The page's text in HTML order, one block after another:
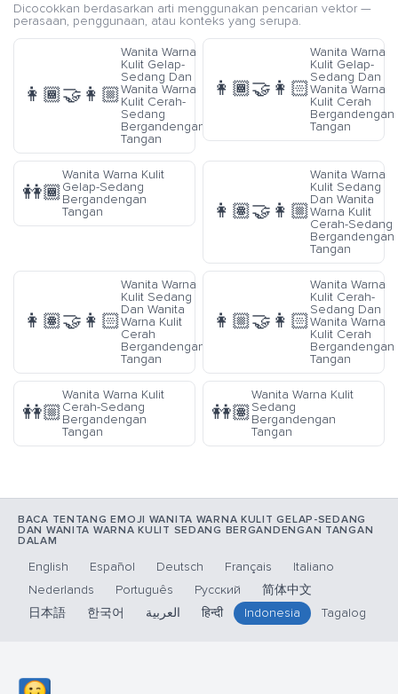
Dicocokkan berdasarkan arti menggunakan pencarian vektor —
perasaan, penggunaan, atau konteks yang serupa.
👩🏾‍🤝‍👩🏼
Wanita Warna
Kulit Gelap-
Sedang Dan
Wanita Warna
Kulit Cerah-
Sedang
Bergandengan
Tangan
👩🏾‍🤝‍👩🏻
Wanita Warna
Kulit Gelap-
Sedang Dan
Wanita Warna
Kulit Cerah
Bergandengan
Tangan
👭🏾
Wanita Warna Kulit
Gelap-Sedang
Bergandengan
Tangan
👩🏽‍🤝‍👩🏼
Wanita Warna
Kulit Sedang
Dan Wanita
Warna Kulit
Cerah-Sedang
Bergandengan
Tangan
👩🏽‍🤝‍👩🏻
Wanita Warna
Kulit Sedang
Dan Wanita
Warna Kulit
Cerah
Bergandengan
Tangan
👩🏼‍🤝‍👩🏻
Wanita Warna
Kulit Cerah-
Sedang Dan
Wanita Warna
Kulit Cerah
Bergandengan
Tangan
👭🏼
Wanita Warna Kulit
Cerah-Sedang
Bergandengan
Tangan
👭🏽
Wanita Warna Kulit
Sedang
Bergandengan
Tangan
BACA TENTANG EMOJI WANITA WARNA KULIT GELAP-SEDANG
DAN WANITA WARNA KULIT SEDANG BERGANDENGAN TANGAN
DALAM
English Español Deutsch Français
Italiano
Nederlands
Português Русский
简体中文
日本語
한국어 العربية हिन्दी Indonesia Tagalog